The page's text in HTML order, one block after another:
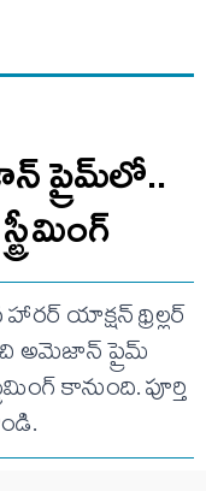
ప్రైమ్‌లో..
యాక్షన్ థ్రిల్లర్
అమెజాన్ ప్రైమ్
కానుంది. పూర్తి